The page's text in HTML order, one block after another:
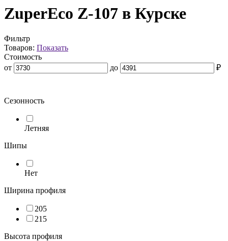
ZuperEco Z-107 в Курске
Фильтр
Товаров: Показать
Стоимость
от
до ₽
Сезонность
Летняя
Шипы
Нет
Ширина профиля
205
215
Высота профиля